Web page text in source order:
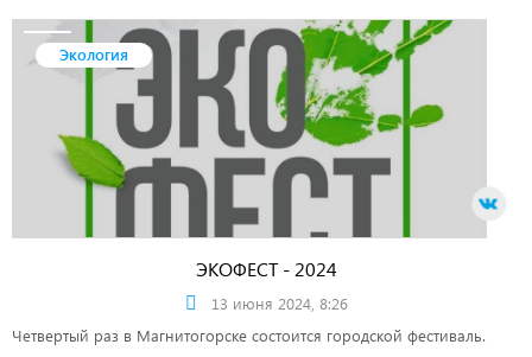
Экология
ЭКОФЕСТ - 2024
13 июня 2024, 8:26
Четвертый раз в Магнитогорске состоится городской фестиваль.